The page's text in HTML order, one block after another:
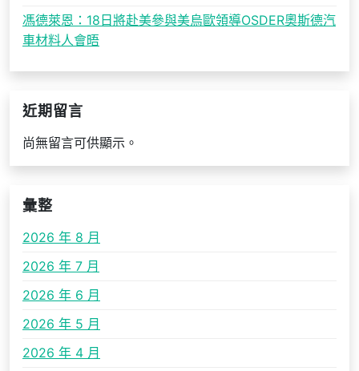
馮德萊恩：18日將赴美參與美烏歐領導OSDER奧斯德汽
車材料人會晤
近期留言
尚無留言可供顯示。
彙整
2026 年 8 月
2026 年 7 月
2026 年 6 月
2026 年 5 月
2026 年 4 月